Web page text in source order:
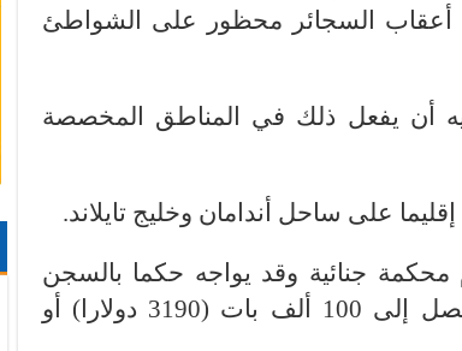
أعقاب السجائر محظور على الشواطئ
أن يفعل ذلك في المناطق المخصصة
محكمة جنائية وقد يواجه حكما بالسجن
لمدة تصل إلى عام أو غرامة تصل إلى 100 ألف بات (3190 دولارا) أو